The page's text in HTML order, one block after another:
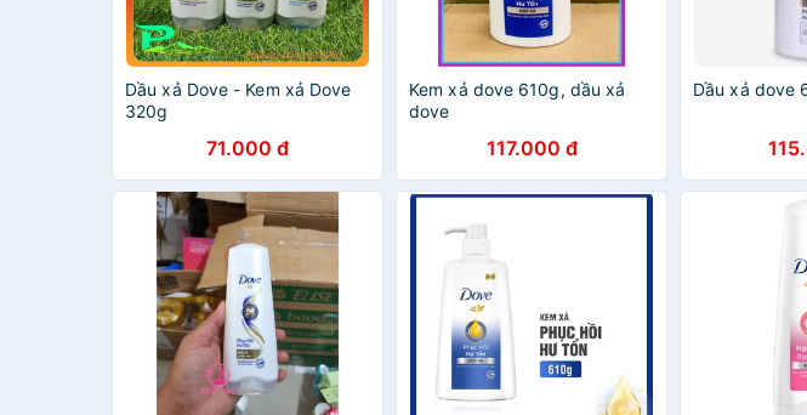
Dầu xả Dove - Kem xả Dove
320g
71.000 đ
Kem xả dove 610g, dầu xả
dove
117.000 đ
Dầu xả dove